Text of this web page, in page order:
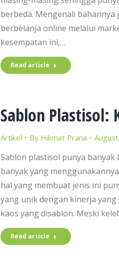
berbeda. Mengenali
berbelanja online melalui
kesempatan ini,…
Read article
Sablon Plastisol:
Artikel By Hikmat Prana
Sablon plastisol punya
banyak yang
hal yang membuat jenis ini
yang unik dengan kinerja
kaos yang disablon. Meski
Read article